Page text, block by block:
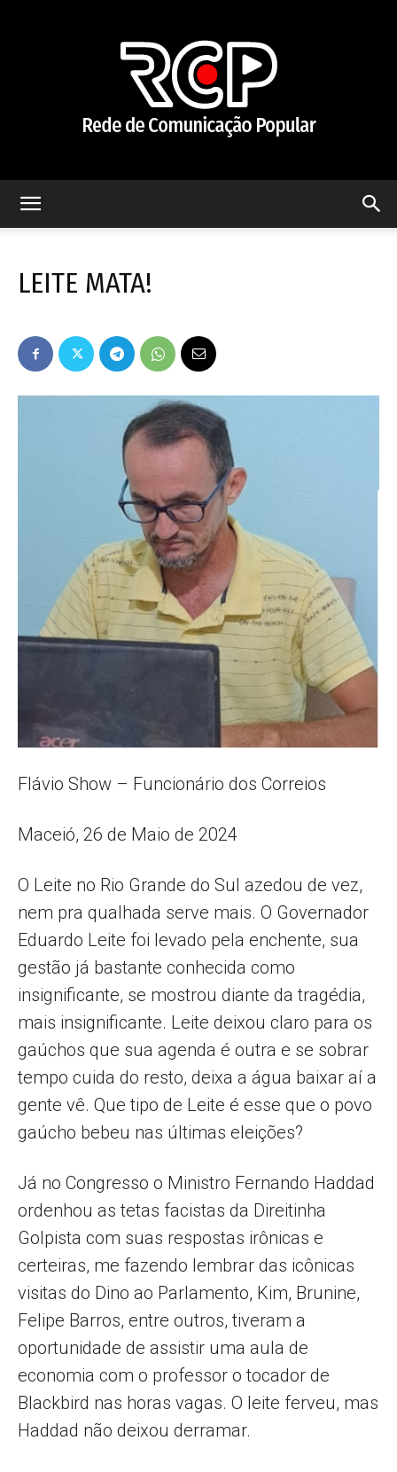
Popular
–
AL
LEITE MATA!
Flávio Show – Funcionário dos Correios
Maceió, 26 de Maio de 2024
O Leite no Rio Grande do Sul azedou de vez,
nem pra qualhada serve mais. O Governador
Eduardo Leite foi levado pela enchente, sua
gestão já bastante conhecida como
insignificante, se mostrou diante da tragédia,
mais insignificante. Leite deixou claro para os
gaúchos que sua agenda é outra e se sobrar
tempo cuida do resto, deixa a água baixar aí a
gente vê. Que tipo de Leite é esse que o povo
gaúcho bebeu nas últimas eleições?
Já no Congresso o Ministro Fernando Haddad
ordenhou as tetas facistas da Direitinha
Golpista com suas respostas irônicas e
certeiras, me fazendo lembrar das icônicas
visitas do Dino ao Parlamento, Kim, Brunine,
Felipe Barros, entre outros, tiveram a
oportunidade de assistir uma aula de
economia com o professor o tocador de
Blackbird nas horas vagas. O leite ferveu, mas
Haddad não deixou derramar.